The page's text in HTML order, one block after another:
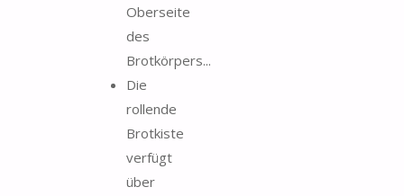
Oberseite
des
Brotkörpers...
Die
rollende
Brotkiste
verfügt
über